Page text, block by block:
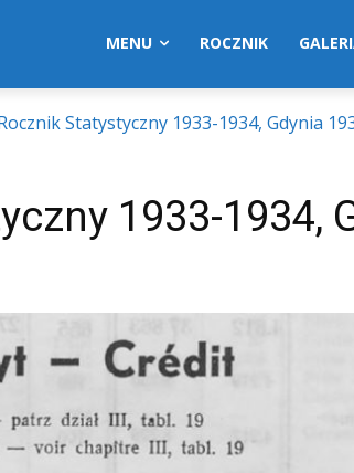
MENU ROCZNIK
Statystyczny 1933-1934, Gdynia
1933-1934,